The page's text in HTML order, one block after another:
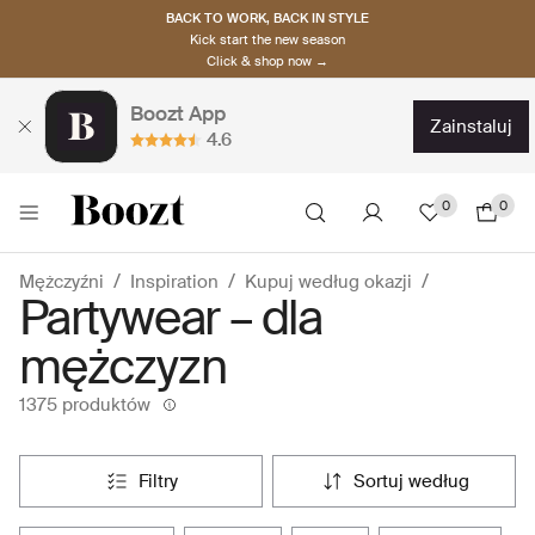
BACK TO WORK, BACK IN STYLE
Kick start the new season
Click & shop now →
Boozt App
4.6
zainstaluj
0 0
Mężczyźni Inspiration Kupuj według okazji
Partywear – dla
mężczyzn
1375 produktów
filtry sortuj według